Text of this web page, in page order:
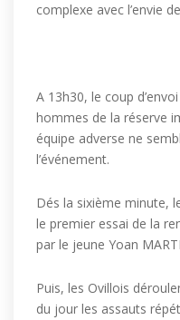
complexe avec l’envie
A 13h30, le coup
hommes de la réserve
équipe adverse ne
l’événement.
Dés la sixième minute,
le premier essai de la
par le jeune Yoan
Puis, les Ovillois
du jour les assauts